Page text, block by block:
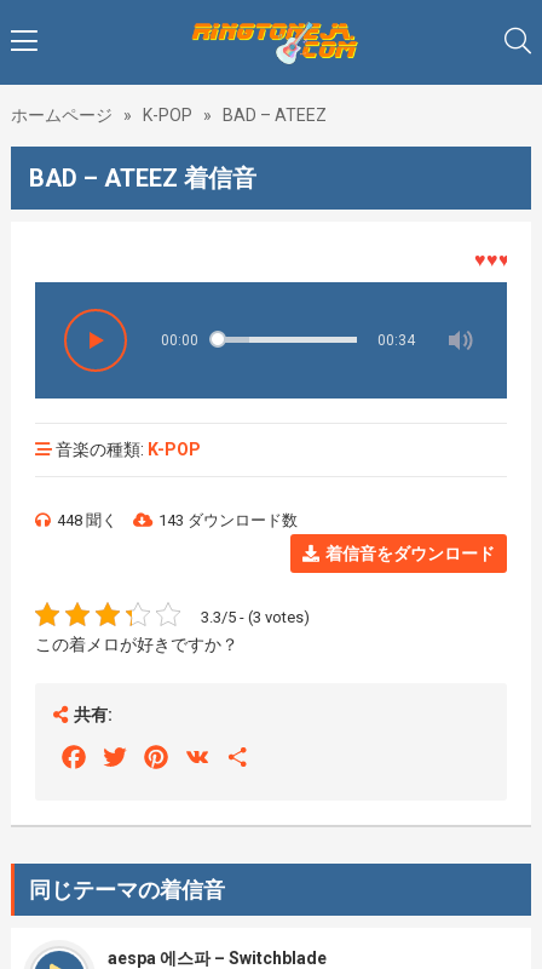
ホームページ » K-POP » BAD – ATEEZ
BAD – ATEEZ 着信音
♥♥♥着メ
00:00 00:34
音楽の種類: K-POP
448 聞く 143 ダウンロード数
着信音をダウンロード
3.3/5 - (3 votes)
この着メロが好きですか？
共有:
FacebookTwitterPinterest
VK
同じテーマの着信音
aespa 에스파 – Switchblade